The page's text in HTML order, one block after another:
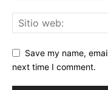
Save my name,
next time I comment.